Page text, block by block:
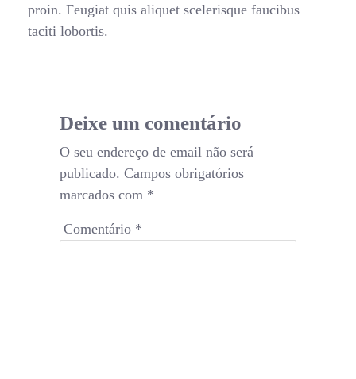
proin. Feugiat quis aliquet scelerisque faucibus
taciti lobortis.
Deixe um comentário
O seu endereço de email não será
publicado. Campos obrigatórios
marcados com *
Comentário *